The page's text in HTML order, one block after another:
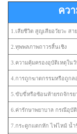
คว
1.เสียชีวิต สูญเสียอวัยวะ สา
2.ทุพพลภาพถาวรสิ้นเชิง
3.ความคุ้มครองอุบัติเหตุใ
4.การถูกฆาตกรรมหรือถูกล
5.ขับขี่หรือซ้อนท้ายรถจักร
6.ค่ารักษาพยาบาล กรณีอุบั
7.กระดูกแตกหัก ไฟไหม้ น้ำ